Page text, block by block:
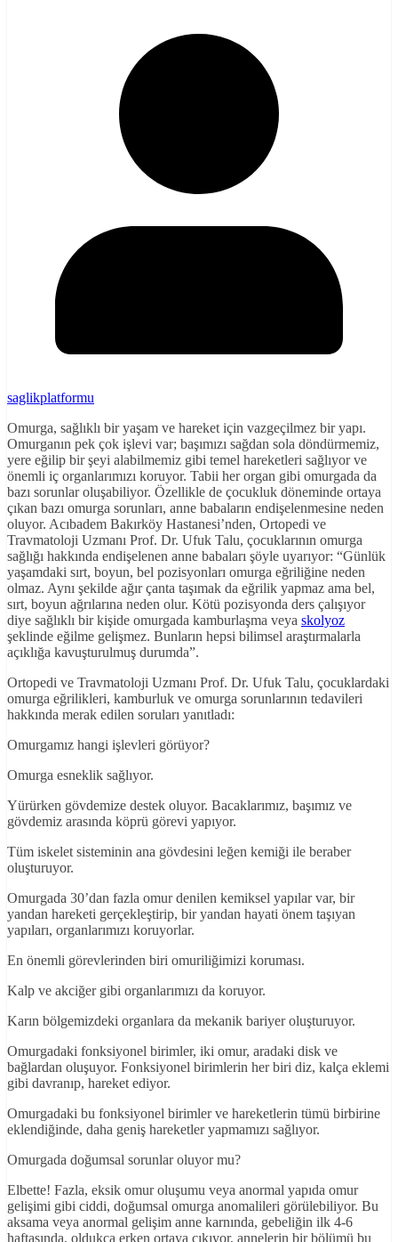
saglikplatformu
Omurga, sağlıklı bir yaşam ve hareket için vazgeçilmez bir yapı.
Omurganın pek çok işlevi var; başımızı sağdan sola döndürmemiz,
yere eğilip bir şeyi alabilmemiz gibi temel hareketleri sağlıyor ve
önemli iç organlarımızı koruyor. Tabii her organ gibi omurgada da
bazı sorunlar oluşabiliyor. Özellikle de çocukluk döneminde ortaya
çıkan bazı omurga sorunları, anne babaların endişelenmesine neden
oluyor. Acıbadem Bakırköy Hastanesi’nden, Ortopedi ve
Travmatoloji Uzmanı Prof. Dr. Ufuk Talu, çocuklarının omurga
sağlığı hakkında endişelenen anne babaları şöyle uyarıyor: “Günlük
yaşamdaki sırt, boyun, bel pozisyonları omurga eğriliğine neden
olmaz. Aynı şekilde ağır çanta taşımak da eğrilik yapmaz ama bel,
sırt, boyun ağrılarına neden olur. Kötü pozisyonda ders çalışıyor
diye sağlıklı bir kişide omurgada kamburlaşma veya skolyoz
şeklinde eğilme gelişmez. Bunların hepsi bilimsel araştırmalarla
açıklığa kavuşturulmuş durumda”.
Ortopedi ve Travmatoloji Uzmanı Prof. Dr. Ufuk Talu, çocuklardaki
omurga eğrilikleri, kamburluk ve omurga sorunlarının tedavileri
hakkında merak edilen soruları yanıtladı:
Omurgamız hangi işlevleri görüyor?
Omurga esneklik sağlıyor.
Yürürken gövdemize destek oluyor. Bacaklarımız, başımız ve
gövdemiz arasında köprü görevi yapıyor.
Tüm iskelet sisteminin ana gövdesini leğen kemiği ile beraber
oluşturuyor.
Omurgada 30’dan fazla omur denilen kemiksel yapılar var, bir
yandan hareketi gerçekleştirip, bir yandan hayati önem taşıyan
yapıları, organlarımızı koruyorlar.
En önemli görevlerinden biri omuriliğimizi koruması.
Kalp ve akciğer gibi organlarımızı da koruyor.
Karın bölgemizdeki organlara da mekanik bariyer oluşturuyor.
Omurgadaki fonksiyonel birimler, iki omur, aradaki disk ve
bağlardan oluşuyor. Fonksiyonel birimlerin her biri diz, kalça eklemi
gibi davranıp, hareket ediyor.
Omurgadaki bu fonksiyonel birimler ve hareketlerin tümü birbirine
eklendiğinde, daha geniş hareketler yapmamızı sağlıyor.
Omurgada doğumsal sorunlar oluyor mu?
Elbette! Fazla, eksik omur oluşumu veya anormal yapıda omur
gelişimi gibi ciddi, doğumsal omurga anomalileri görülebiliyor. Bu
aksama veya anormal gelişim anne karnında, gebeliğin ilk 4-6
haftasında, oldukça erken ortaya çıkıyor, annelerin bir bölümü bu